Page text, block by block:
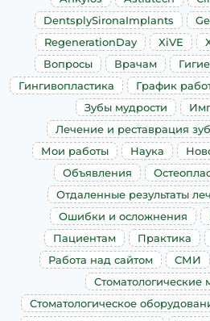
DentsplySironaImplants
RegenerationDay
XiVE
Вопросы
Врачам
Гингивопластика
График
Зубы мудрости
Лечение и реставрация
Мои работы
Наука
Объявления
Отдаленные результаты
Ошибки и осложнения
Пациентам
Практика
Работа над сайтом
СМИ
Стоматологические
Стоматологическое